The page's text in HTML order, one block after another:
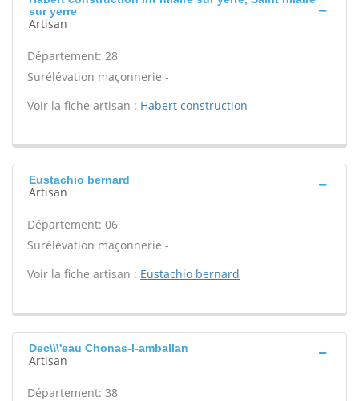
sur yerre
Artisan
Département: 28
Surélévation maçonnerie -
Voir la fiche artisan : Habert construction
Eustachio bernard
Artisan
Département: 06
Surélévation maçonnerie -
Voir la fiche artisan : Eustachio bernard
Dec\\\'eau Chonas-l-amballan
Artisan
Département: 38